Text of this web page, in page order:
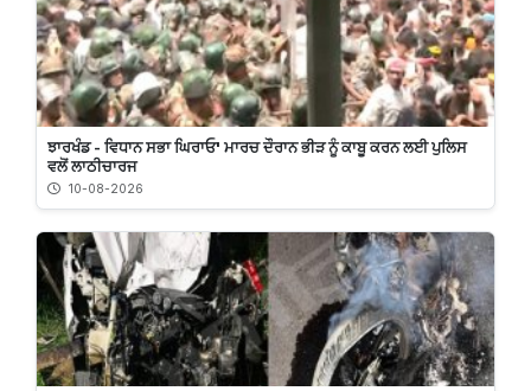
ਝਾਰਖੰਡ - ਵਿਧਾਨ ਸਭਾ ਘਿਰਾਓ' ਮਾਰਚ ਦੌਰਾਨ ਭੀੜ ਨੂੰ ਕਾਬੂ ਕਰਨ ਲਈ ਪੁਲਿਸ
ਵਲੋਂ ਲਾਠੀਚਾਰਜ
10-08-2026